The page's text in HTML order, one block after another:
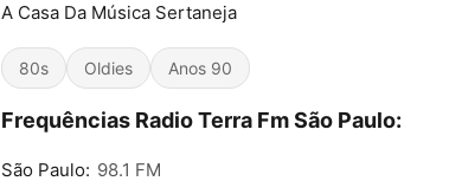
A Casa Da Música Sertaneja
80s Oldies Anos 90
Frequências Radio Terra Fm São Paulo:
São Paulo: 98.1 FM